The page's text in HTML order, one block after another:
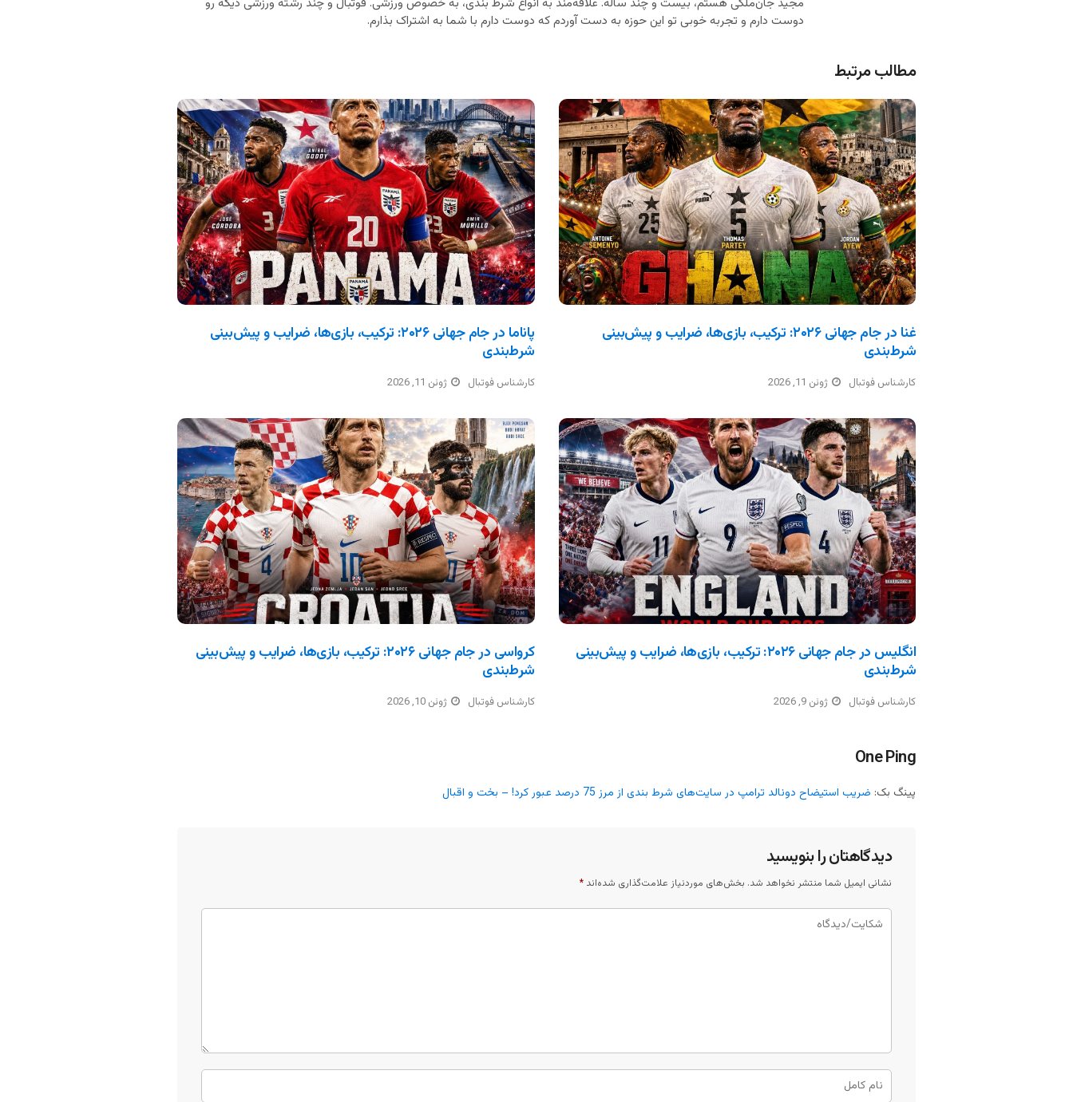
دوست دارم و تجربه خوبی تو این حوزه به دست آوردم که دوست دارم با شما به اشتراک بذارم.
مطالب مرتبط
پاناما در جام جهانی ۲۰۲۶: ترکیب، بازی‌ها، ضرایب و پیش‌بینی
شرط‌بندی
کارشناس فوتبال ژوئن 11, 2026
غنا در جام جهانی ۲۰۲۶: ترکیب، بازی‌ها، ضرایب و پیش‌بینی
شرط‌بندی
کارشناس فوتبال ژوئن 11, 2026
کرواسی در جام جهانی ۲۰۲۶: ترکیب، بازی‌ها، ضرایب و پیش‌بینی
شرط‌بندی
کارشناس فوتبال ژوئن 10, 2026
انگلیس در جام جهانی ۲۰۲۶: ترکیب، بازی‌ها، ضرایب و پیش‌بینی
شرط‌بندی
کارشناس فوتبال ژوئن 9, 2026
One Ping
پینگ بک: ضریب استیضاح دونالد ترامپ در سایت‌های شرط بندی از مرز 75 درصد عبور کرد! – بخت و اقبال
دیدگاهتان را بنویسید
نشانی ایمیل شما منتشر نخواهد شد. بخش‌های موردنیاز علامت‌گذاری شده‌اند *